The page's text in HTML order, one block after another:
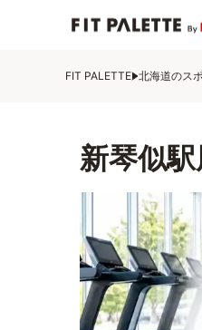
FIT PALETTE 北海道のス
新琴似